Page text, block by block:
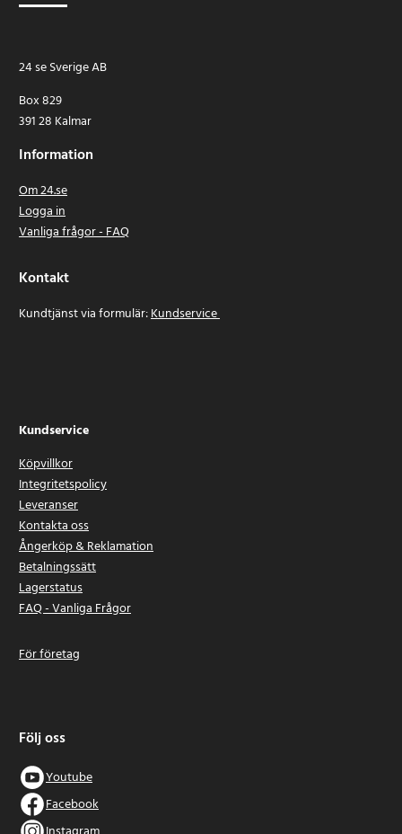
24 se Sverige AB
Box 829
391 28 Kalmar
Information
Om 24.se
Logga in
Vanliga frågor - FAQ
Kontakt
Kundtjänst via formulär:Kundservice
Kundservice
Köpvillkor
Integritetspolicy
Leveranser
Kontakta oss
Ångerköp & Reklamation
Betalningssätt
Lagerstatus
FAQ - Vanliga Frågor
För företag
Följ oss
Youtube
Facebook